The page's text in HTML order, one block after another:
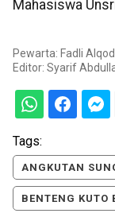
Mahasiswa
Pewarta: Fadli
Editor: Syarif
Tags:
ANGKUTAN
BENTENG KUTO